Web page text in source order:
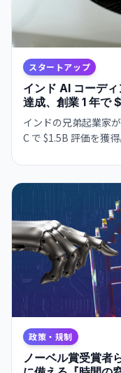
スタートアップ
インド AI コーデ
達成、創業 1 年で
インドの兄弟起業家
C で $1.5B 評価を獲
の AI コーディング・
市場で急成長。
政策・規制
ノーベル賞受賞者